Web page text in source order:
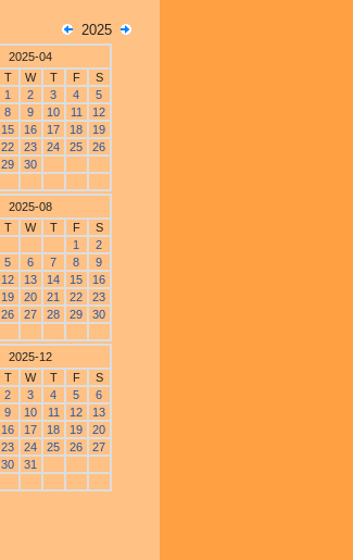
2025
2025-04
T W T F
S
1
2 3 4
5
8 9 10 11
12
15 16 17 18
19
22 23 24 25
26
29 30
2025-08
T W T F
S
1
2
5 6 7 8
9
12 13 14 15
16
19 20 21 22
23
26 27 28 29
30
2025-12
T W T F
S
2 3 4 5
6
9 10 11 12
13
16 17 18 19
20
23 24 25 26
27
30 31